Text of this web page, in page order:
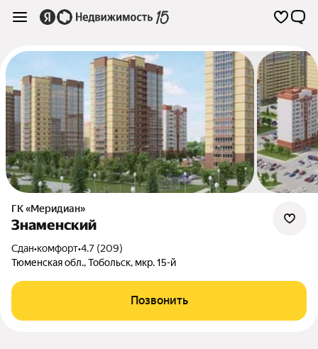
ГК «Меридиан»
Знаменский
Сдан•комфорт•4.7 (209)
Тюменская обл.,Тобольск, мкр. 15-й
Позвонить